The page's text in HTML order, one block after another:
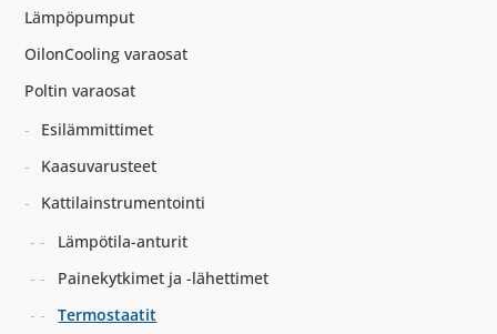
Lämpöpumput
OilonCooling varaosat
Poltin varaosat
Esilämmittimet
Kaasuvarusteet
Kattilainstrumentointi
Lämpötila-anturit
Painekytkimet ja -lähettimet
Termostaatit